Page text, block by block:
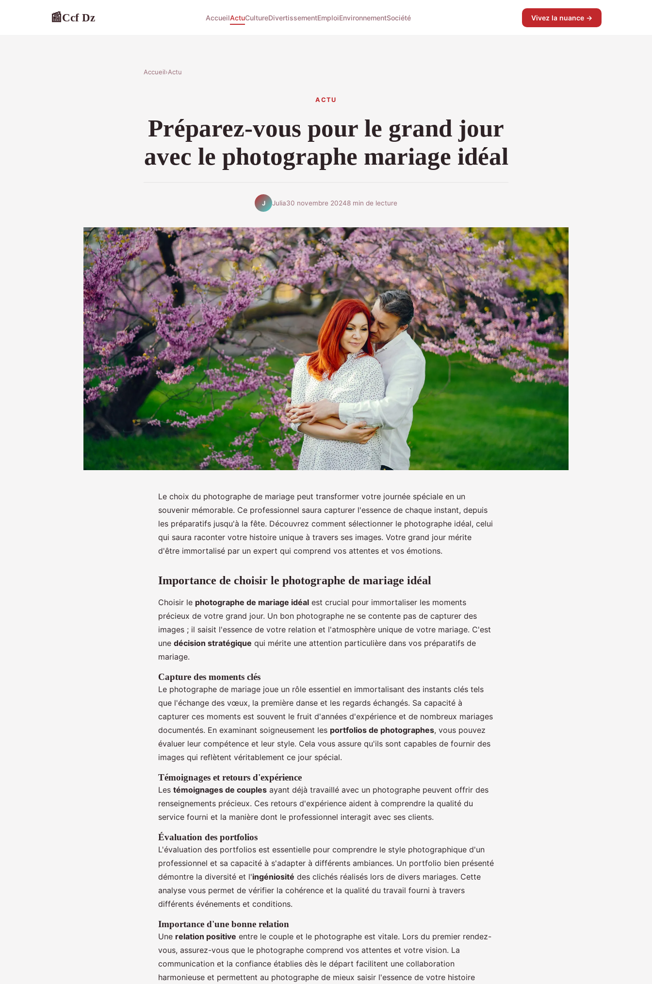
📰Ccf Dz AccueilActuCultureDivertissementEmploiEnvironnementSociété Vivez la nuance →
Accueil›Actu
ACTU
Préparez-vous pour le grand jour
avec le photographe mariage idéal
J Julia30 novembre 20248 min de lecture
Le choix du photographe de mariage peut transformer votre journée spéciale en un
souvenir mémorable. Ce professionnel saura capturer l'essence de chaque instant, depuis
les préparatifs jusqu'à la fête. Découvrez comment sélectionner le photographe idéal, celui
qui saura raconter votre histoire unique à travers ses images. Votre grand jour mérite
d'être immortalisé par un expert qui comprend vos attentes et vos émotions.
Importance de choisir le photographe de mariage idéal
Choisir le photographe de mariage idéal est crucial pour immortaliser les moments
précieux de votre grand jour. Un bon photographe ne se contente pas de capturer des
images ; il saisit l'essence de votre relation et l'atmosphère unique de votre mariage. C'est
une décision stratégique qui mérite une attention particulière dans vos préparatifs de
mariage.
Capture des moments clés
Le photographe de mariage joue un rôle essentiel en immortalisant des instants clés tels
que l'échange des vœux, la première danse et les regards échangés. Sa capacité à
capturer ces moments est souvent le fruit d'années d'expérience et de nombreux mariages
documentés. En examinant soigneusement les portfolios de photographes, vous pouvez
évaluer leur compétence et leur style. Cela vous assure qu'ils sont capables de fournir des
images qui reflètent véritablement ce jour spécial.
Témoignages et retours d'expérience
Les témoignages de couples ayant déjà travaillé avec un photographe peuvent offrir des
renseignements précieux. Ces retours d'expérience aident à comprendre la qualité du
service fourni et la manière dont le professionnel interagit avec ses clients.
Évaluation des portfolios
L'évaluation des portfolios est essentielle pour comprendre le style photographique d'un
professionnel et sa capacité à s'adapter à différents ambiances. Un portfolio bien présenté
démontre la diversité et l'ingéniosité des clichés réalisés lors de divers mariages. Cette
analyse vous permet de vérifier la cohérence et la qualité du travail fourni à travers
différents événements et conditions.
Importance d'une bonne relation
Une relation positive entre le couple et le photographe est vitale. Lors du premier rendez-
vous, assurez-vous que le photographe comprend vos attentes et votre vision. La
communication et la confiance établies dès le départ facilitent une collaboration
harmonieuse et permettent au photographe de mieux saisir l'essence de votre histoire